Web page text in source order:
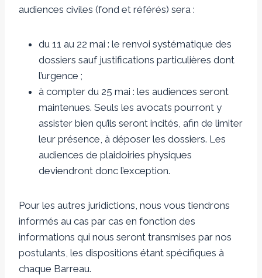
audiences civiles (fond et référés) sera :
du 11 au 22 mai : le renvoi systématique des
dossiers sauf justifications particulières dont
l’urgence ;
à compter du 25 mai : les audiences seront
maintenues. Seuls les avocats pourront y
assister bien qu’ils seront incités, afin de limiter
leur présence, à déposer les dossiers. Les
audiences de plaidoiries physiques
deviendront donc l’exception.
Pour les autres juridictions, nous vous tiendrons
informés au cas par cas en fonction des
informations qui nous seront transmises par nos
postulants, les dispositions étant spécifiques à
chaque Barreau.